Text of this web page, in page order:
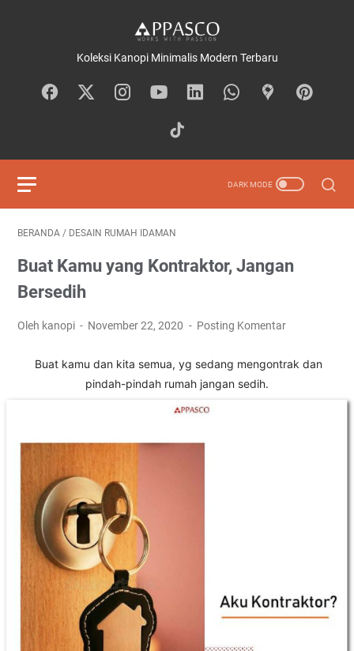
Koleksi Kanopi Minimalis Modern Terbaru
BERANDA / DESAIN RUMAH IDAMAN
Buat Kamu yang Kontraktor, Jangan
Bersedih
Oleh kanopi November 22, 2020 Posting Komentar
Buat kamu dan kita semua, yg sedang mengontrak dan
pindah-pindah rumah jangan sedih.